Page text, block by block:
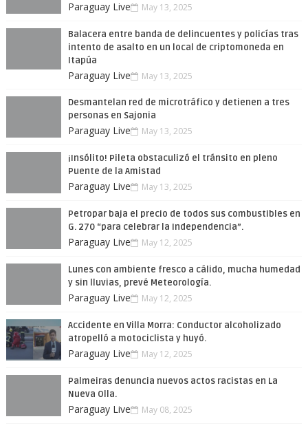
Paraguay Live May 13, 2025
Balacera entre banda de delincuentes y policías tras
intento de asalto en un local de criptomoneda en
Itapúa
Paraguay Live May 13, 2025
Desmantelan red de microtráfico y detienen a tres
personas en Sajonia
Paraguay Live May 13, 2025
¡Insólito! Pileta obstaculizó el tránsito en pleno
Puente de la Amistad
Paraguay Live May 13, 2025
Petropar baja el precio de todos sus combustibles en
G. 270 “para celebrar la Independencia”.
Paraguay Live May 12, 2025
Lunes con ambiente fresco a cálido, mucha humedad
y sin lluvias, prevé Meteorología.
Paraguay Live May 12, 2025
Accidente en Villa Morra: Conductor alcoholizado
atropelló a motociclista y huyó.
Paraguay Live May 12, 2025
Palmeiras denuncia nuevos actos racistas en La
Nueva Olla.
Paraguay Live May 08, 2025